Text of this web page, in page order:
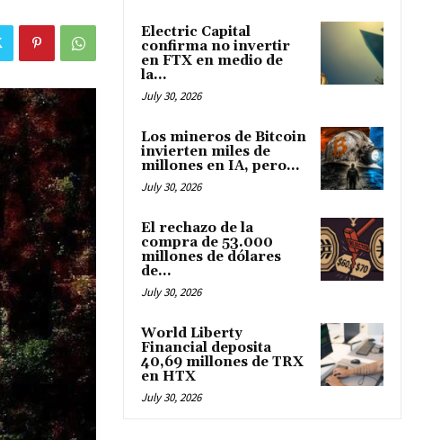
Electric Capital
confirma no invertir
en FTX en medio de
la...
July 30, 2026
Los mineros de Bitcoin
invierten miles de
millones en IA, pero...
July 30, 2026
El rechazo de la
compra de 53.000
millones de dólares
de...
July 30, 2026
World Liberty
Financial deposita
40,69 millones de TRX
en HTX
July 30, 2026